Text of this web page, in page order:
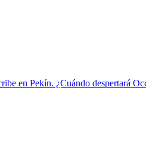
en Pekín. ¿Cuándo despertará